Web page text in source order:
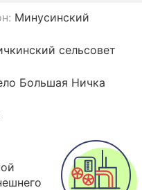
Минусинский
сельсовет
Большая Ничка